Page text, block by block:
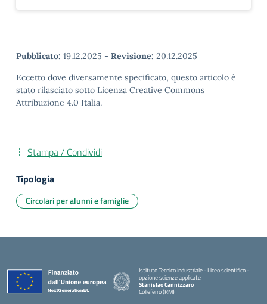
Pubblicato: 19.12.2025 - Revisione: 20.12.2025
Eccetto dove diversamente specificato, questo articolo è
stato rilasciato sotto Licenza Creative Commons
Attribuzione 4.0 Italia.
Stampa / Condividi
Tipologia
Circolari per alunni e famiglie
Istituto Tecnico Industriale - Liceo scientifico -
opzione scienze applicate
Stanislao Cannizzaro
Colleferro (RM)